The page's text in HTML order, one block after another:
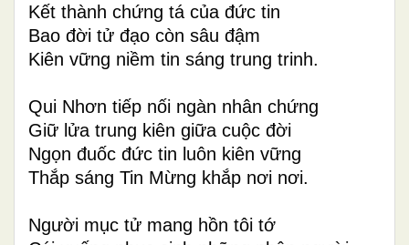
Kết thành chứng tá của đức tin
Bao đời tử đạo còn sâu đậm
Kiên vững niềm tin sáng trung trinh.
Qui Nhơn tiếp nối ngàn nhân chứng
Giữ lửa trung kiên giữa cuộc đời
Ngọn đuốc đức tin luôn kiên vững
Thắp sáng Tin Mừng khắp nơi nơi.
Người mục tử mang hồn tôi tớ